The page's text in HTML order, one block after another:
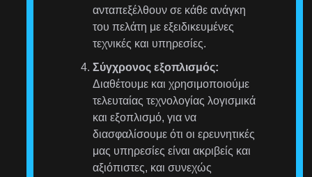
ανταπεξέλθουν σε κάθε ανάγκη
του πελάτη με εξειδικευμένες
τεχνικές και υπηρεσίες.
Σύγχρονος εξοπλισμός:
Διαθέτουμε και χρησιμοποιούμε
τελευταίας τεχνολογίας λογισμικά
και εξοπλισμό, για να
διασφαλίσουμε ότι οι ερευνητικές
μας υπηρεσίες είναι ακριβείς και
αξιόπιστες, και συνεχώς